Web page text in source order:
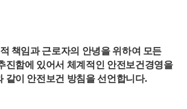
책임과 근로자의 안녕을 위하여 모든
진함에 있어서 체계적인 안전보건경영을
같이 안전보건 방침을 선언합니다.